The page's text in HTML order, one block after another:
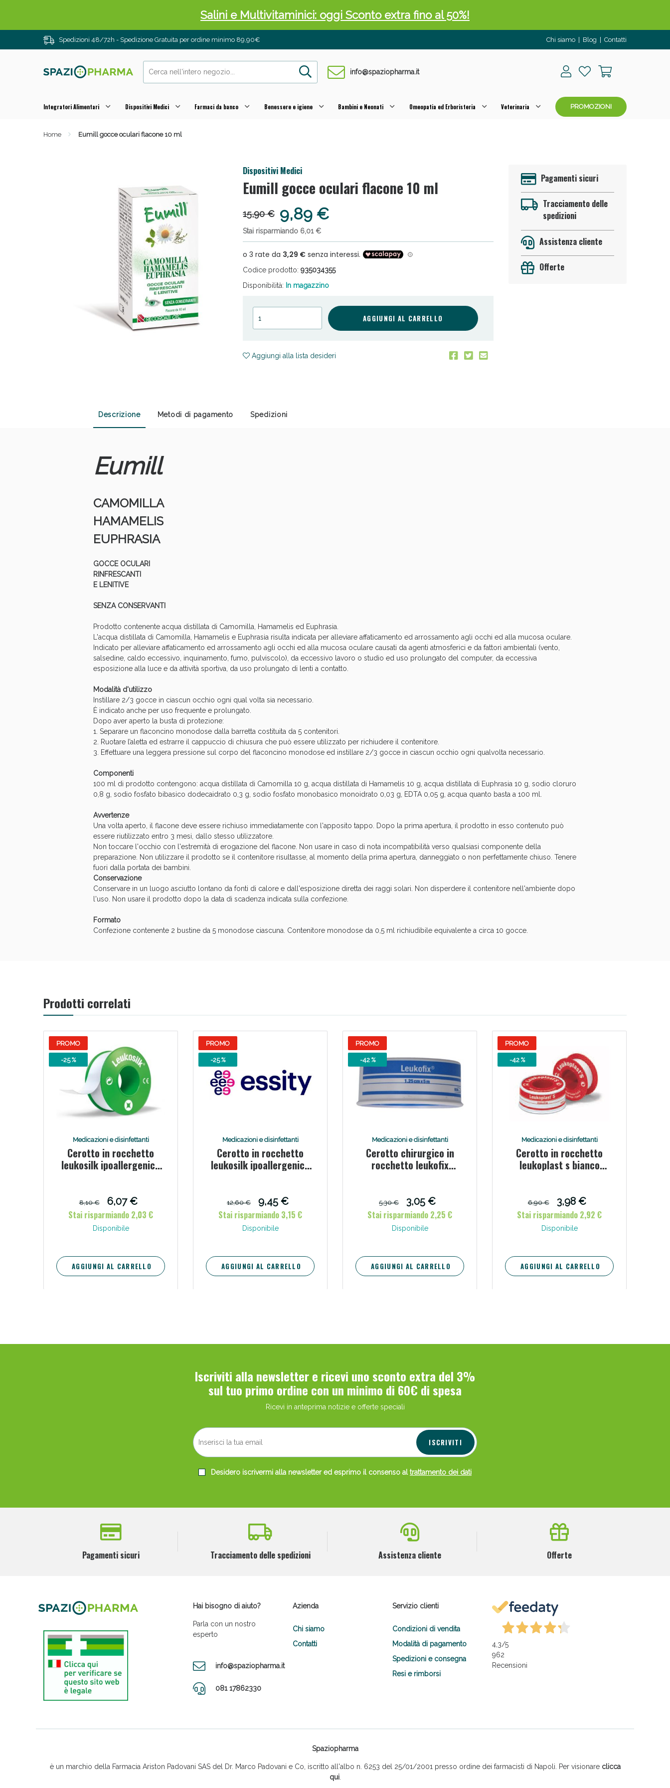
Spedizioni 48/72h - Spedizione Gratuita per ordine minimo 89,90€ Chi siamo Blog Contatti
info@spaziopharma.it
Integratori Alimentari Dispositivi Medici Farmaci da banco Benessere e igiene Bambini e Neonati Omeopatia ed Erboristeria Veterinaria PROMOZIONI
Home Eumill gocce oculari flacone 10 ml
Dispositivi Medici
Eumill gocce oculari flacone 10 ml
15,90 € 9,89 €
Stai risparmiando 6,01 €
Codice prodotto: 935034355
Disponibilità: In magazzino
AGGIUNGI AL CARRELLO
Aggiungi alla lista desideri
Pagamenti sicuri
Tracciamento delle
spedizioni
Assistenza cliente
Offerte
Descrizione Metodi di pagamento Spedizioni
Eumill
CAMOMILLA
HAMAMELIS
EUPHRASIA
GOCCE OCULARI
RINFRESCANTI
E LENITIVE
SENZA CONSERVANTI
Prodotto contenente acqua distillata di Camomilla, Hamamelis ed Euphrasia.
L'acqua distillata di Camomilla, Hamamelis e Euphrasia risulta indicata per alleviare affaticamento ed arrossamento agli occhi ed alla mucosa oculare.
Indicato per alleviare affaticamento ed arrossamento agli occhi ed alla mucosa oculare causati da agenti atmosferici e da fattori ambientali (vento,
salsedine, caldo eccessivo, inquinamento, fumo, pulviscolo), da eccessivo lavoro o studio ed uso prolungato del computer, da eccessiva
esposizione alla luce e da attività sportiva, da uso prolungato di lenti a contatto.
Modalità d'utilizzo
Instillare 2/3 gocce in ciascun occhio ogni qual volta sia necessario.
È indicato anche per uso frequente e prolungato.
Dopo aver aperto la busta di protezione:
1. Separare un flaconcino monodose dalla barretta costituita da 5 contenitori.
2. Ruotare l’aletta ed estrarre il cappuccio di chiusura che può essere utilizzato per richiudere il contenitore.
3. Effettuare una leggera pressione sul corpo del flaconcino monodose ed instillare 2/3 gocce in ciascun occhio ogni qualvolta necessario.
Componenti
100 ml di prodotto contengono: acqua distillata di Camomilla 10 g, acqua distillata di Hamamelis 10 g, acqua distillata di Euphrasia 10 g, sodio cloruro
0,8 g, sodio fosfato bibasico dodecaidrato 0,3 g, sodio fosfato monobasico monoidrato 0,03 g, EDTA 0,05 g, acqua quanto basta a 100 ml.
Avvertenze
Una volta aperto, il flacone deve essere richiuso immediatamente con l'apposito tappo. Dopo la prima apertura, il prodotto in esso contenuto può
essere riutilizzato entro 3 mesi, dallo stesso utilizzatore.
Non toccare l'occhio con l'estremità di erogazione del flacone. Non usare in caso di nota incompatibilità verso qualsiasi componente della
preparazione. Non utilizzare il prodotto se il contenitore risultasse, al momento della prima apertura, danneggiato o non perfettamente chiuso. Tenere
fuori dalla portata dei bambini.
Conservazione
Conservare in un luogo asciutto lontano da fonti di calore e dall'esposizione diretta dei raggi solari. Non disperdere il contenitore nell'ambiente dopo
l'uso. Non usare il prodotto dopo la data di scadenza indicata sulla confezione.
Formato
Confezione contenente 2 bustine da 5 monodose ciascuna. Contenitore monodose da 0,5 ml richiudibile equivalente a circa 10 gocce.
Prodotti correlati
PROMO
-25 %
Medicazioni e disinfettanti
Cerotto in rocchetto
leukosilk ipoallergenico
8,10 €
6,07 €
Stai risparmiando 2,03 €
Disponibile
AGGIUNGI AL CARRELLO
PROMO
-25 %
Medicazioni e disinfettanti
Cerotto in rocchetto
leukosilk ipoallergenico
12,60 €
9,45 €
Stai risparmiando 3,15 €
Disponibile
AGGIUNGI AL CARRELLO
PROMO
-42 %
Medicazioni e disinfettanti
Cerotto chirurgico in
rocchetto leukofix
5,30 €
3,05 €
Stai risparmiando 2,25 €
Disponibile
AGGIUNGI AL CARRELLO
PROMO
-42 %
Medicazioni e disinfettanti
Cerotto in rocchetto
leukoplast s bianco
6,90 €
3,98 €
Stai risparmiando 2,92 €
Disponibile
AGGIUNGI AL CARRELLO
Iscriviti alla newsletter e ricevi uno sconto extra del 3%
sul tuo primo ordine con un minimo di 60€ di spesa
Ricevi in anteprima notizie e offerte speciali
ISCRIVITI
Desidero iscrivermi alla newsletter ed esprimo il consenso al trattamento dei dati
Pagamenti sicuri Tracciamento delle spedizioni Assistenza cliente Offerte
Hai bisogno di aiuto?
Parla con un nostro
esperto
info@spaziopharma.it
081 17862330
Azienda
Chi siamo
Contatti
Servizio clienti
Condizioni di vendita
Modalità di pagamento
Spedizioni e consegna
Resi e rimborsi
4,3/5
962
Recensioni
Spaziopharma
è un marchio della Farmacia Ariston Padovani SAS del Dr. Marco Padovani e Co, iscritto all'albo n. 6253 del 25/01/2001 presso ordine dei farmacisti di Napoli. Per visionare clicca
qui.
Salini e Multivitaminici: oggi Sconto extra fino al 50%!
Anticellulite e Fanghi: Sconto fino al 40% valido oggi!
Anticellulite e Fanghi: Sconto fino al 40% valido oggi!